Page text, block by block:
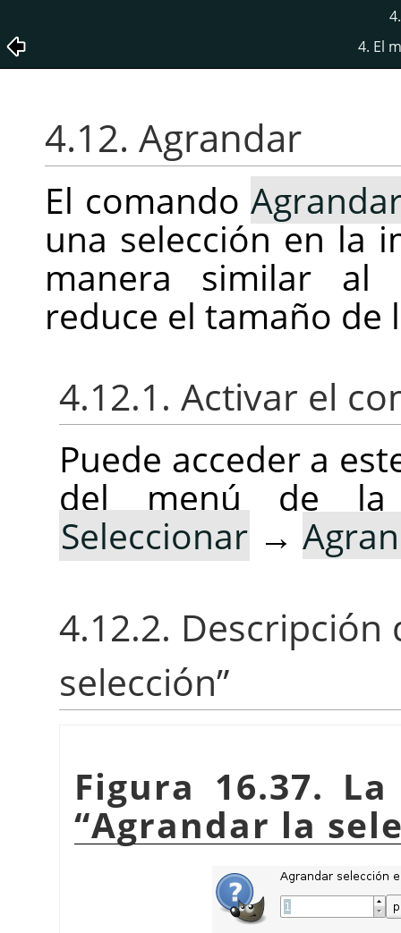
4. El
4.12. Agrandar
El comando
una selección en la
manera similar
reduce el tamaño de
4.12.1. Activar el
Puede acceder a
del menú de la
Seleccionar →
4.12.2.
selección”
Figura 16.37.
“Agrandar la